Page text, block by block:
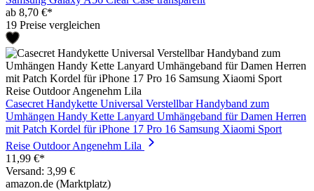
ab 8,70 €*
19 Preise vergleichen
Casecret Handykette Universal Verstellbar Handyband zum
Umhängen Handy Kette Lanyard Umhängeband für Damen Herren
mit Patch Kordel für iPhone 17 Pro 16 Samsung Xiaomi Sport
Reise Outdoor Angenehm Lila
11,99 €*
Versand: 3,99 €
amazon.de (Marktplatz)